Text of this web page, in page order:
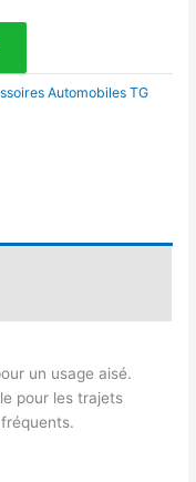
Automobiles TG
un usage aisé.
pour les trajets